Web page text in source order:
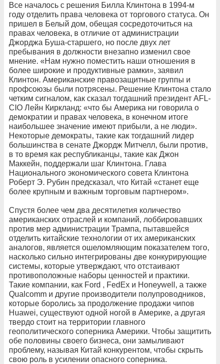
Все началось с решения Билла Клинтона в 1994-м
году отделить права человека от торгового статуса. Он
пришел в Белый дом, обещая сосредоточиться на
правах человека, в отличие от администрации
Джорджа Буша-старшего, но после двух лет
пребывания в должности внезапно изменил свое
мнение. «Нам нужно поместить наши отношения в
более широкие и продуктивные рамки», заявил
Клинтон. Американские правозащитные группы и
профсоюзы были потрясены. Решение Клинтона стало
четким сигналом, как сказал тогдашний президент AFL-
CIO Лейн Киркланд: «что бы Америка ни говорила о
демократии и правах человека, в конечном итоге
наибольшее значение имеют прибыли, а не люди».
Некоторые демократы, такие как тогдашний лидер
большинства в сенате Джордж Митчелл, были против,
в то время как республиканцы, такие как Джон
Маккейн, поддержали шаг Клинтона. Глава
Национального экономического совета Клинтона
Роберт Э. Рубин предсказал, что Китай «станет еще
более крупным и важным торговым партнером».
Спустя более чем два десятилетия количество
американских отраслей и компаний, лоббировавших
против мер администрации Трампа, пытавшейся
отделить китайские технологии от их американских
аналогов, является ошеломляющим показателем того,
насколько сильно интегрированы две конкурирующие
системы, которые утверждают, что отстаивают
противоположные наборы ценностей и практики.
Такие компании, как Ford , FedEx и Honeywell, а также
Qualcomm и другие производители полупроводников,
которые боролись за продолжение продажи чипов
Huawei, существуют одной ногой в Америке, а другая
твердо стоит на территории главного
геополитического соперника Америки. Чтобы защитить
обе половины своего бизнеса, они замыливают
проблему, называя Китай конкурентом, чтобы скрыть
свою роль в усилении опасного соперника.